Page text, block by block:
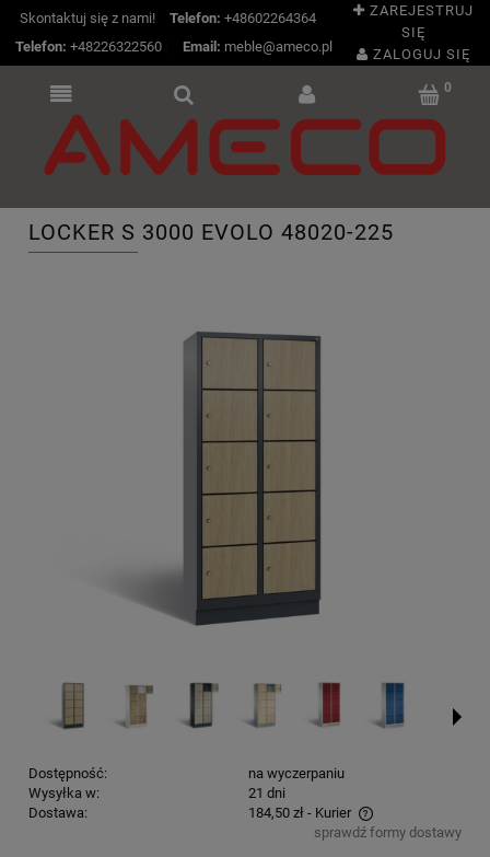
Skontaktuj się z nami! Telefon: +48602264364
Telefon: +48226322560| Email: meble@ameco.pl
ZAREJESTRUJ
SIĘ
ZALOGUJ SIĘ
LOCKER S 3000 EVOLO 48020-225
Dostępność:
na wyczerpaniu
Wysyłka w:
21 dni
Dostawa:
184,50 zł - Kurier
Cena nie zawiera ewentualnych kosztów płatnościsprawdź formy dostawy